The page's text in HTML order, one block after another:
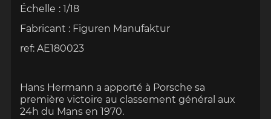
Échelle : 1/18
Fabricant : Figuren Manufaktur
ref: AE180023
Hans Hermann a apporté à Porsche sa
première victoire au classement général aux
24h du Mans en 1970.